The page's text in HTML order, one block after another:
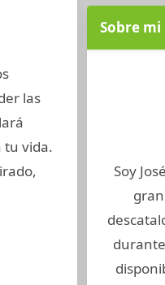
las
tu vida.
Sobre
Soy